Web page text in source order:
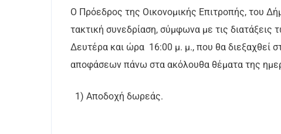
Ο Πρόεδρος της Οικονομικής Επιτροπής, του
τακτική συνεδρίαση, σύμφωνα με τις
Δευτέρα και ώρα 16:00 μ. μ., που θα διεξαχθεί
αποφάσεων πάνω στα ακόλουθα θέματα της
1) Αποδοχή δωρεάς.